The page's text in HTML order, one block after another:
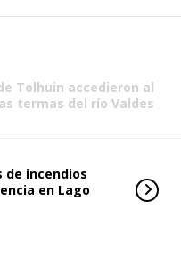
Tolhuin accedieron al
termas del río Valdes
de incendios
en Lago